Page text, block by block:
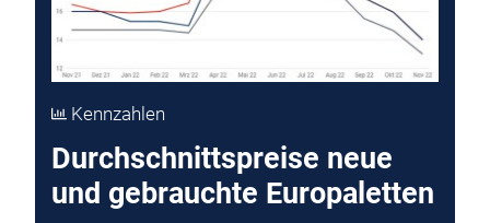
Kennzahlen
Durchschnittspreise neue
und gebrauchte Europaletten